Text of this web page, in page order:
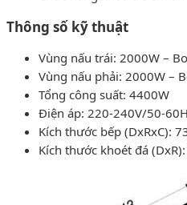
Thông số kỹ thuật
Vùng nấu trái: 2000W –
Vùng nấu phải: 2000W –
Tổng công suất: 4400W
Điện áp: 220-240V/50-
Kích thước bếp (DxRxC):
Kích thước khoét đá